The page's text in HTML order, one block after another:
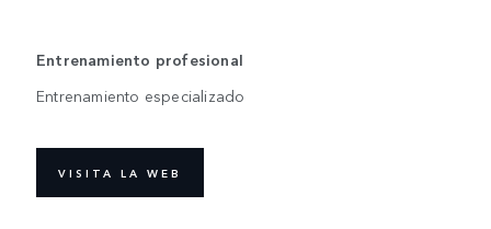
Entrenamiento profesional
Entrenamiento especializado
VISITA LA WEB